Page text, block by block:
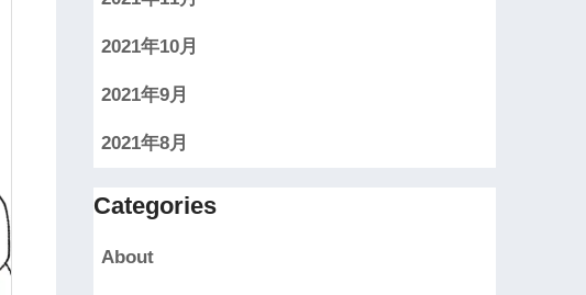
2021年10月
2021年9月
2021年8月
Categories
About